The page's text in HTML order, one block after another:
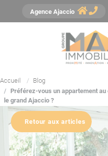
Agence Ajaccio
Accueil
Blog
Préférez-vous un appartement au
le grand Ajaccio ?
Retour aux articles
Panneau de gestion des cookies